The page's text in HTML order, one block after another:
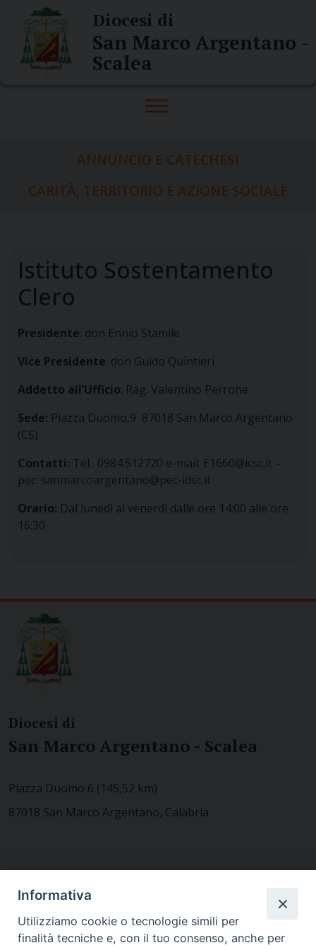
content
Diocesi di
San Marco Argentano -
Scalea
ANNUNCIO E CATECHESI
CARITÀ, TERRITORIO E AZIONE SOCIALE
Istituto Sostentamento
Clero
Presidente: don Ennio Stamile
Vice Presidente: don Guido Quintieri
Addetto all’Ufficio: Rag. Valentino Perrone
Sede: Piazza Duomo,9 87018 San Marco Argentano
(CS)
Contatti: Tel. 0984.512720 e-mail: E1660@icsc.it –
pec: sanmarcoargentano@pec-idsc.it
Orario: Dal lunedì al venerdì dalle ore 14:00 alle ore
16:30
Diocesi di
San Marco Argentano - Scalea
Piazza Duomo 6 (145,52 km)
87018 San Marco Argentano, Calabria
MODULISTICA
Informativa
Utilizziamo cookie o tecnologie simili per
finalità tecniche e, con il tuo consenso, anche per